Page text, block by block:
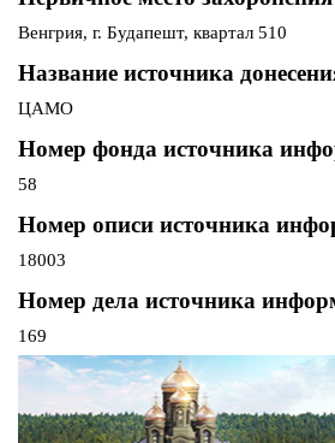
Венгрия, г. Будапешт, квартал 510
Название источника
ЦАМО
Номер фонда источника
58
Номер описи источника
18003
Номер дела источника
169